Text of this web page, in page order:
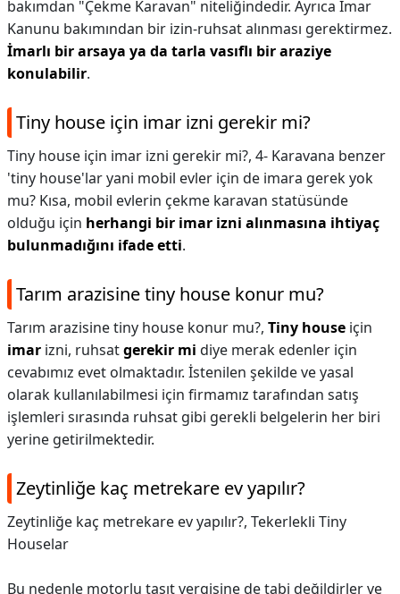
bakımdan "Çekme Karavan" niteliğindedir. Ayrıca İmar
Kanunu bakımından bir izin-ruhsat alınması gerektirmez.
İmarlı bir arsaya ya da tarla vasıflı bir araziye
konulabilir.
Tiny house için imar izni gerekir mi?
Tiny house için imar izni gerekir mi?, 4- Karavana benzer
'tiny house'lar yani mobil evler için de imara gerek yok
mu? Kısa, mobil evlerin çekme karavan statüsünde
olduğu için herhangi bir imar izni alınmasına ihtiyaç
bulunmadığını ifade etti.
Tarım arazisine tiny house konur mu?
Tarım arazisine tiny house konur mu?, Tiny house için
imar izni, ruhsatgerekir mi diye merak edenler için
cevabımız evet olmaktadır. İstenilen şekilde ve yasal
olarak kullanılabilmesi için firmamız tarafından satış
işlemleri sırasında ruhsat gibi gerekli belgelerin her biri
yerine getirilmektedir.
Zeytinliğe kaç metrekare ev yapılır?
Zeytinliğe kaç metrekare ev yapılır?, Tekerlekli Tiny
Houselar
Bu nedenle motorlu taşıt vergisine de tabi değildirler ve